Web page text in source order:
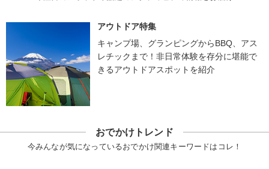
アウトドア特集
キャンプ場、グランピングからBBQ、アス
レチックまで！非日常体験を存分に堪能で
きるアウトドアスポットを紹介
おでかけトレンド
今みんなが気になっているおでかけ関連キーワードはコレ！